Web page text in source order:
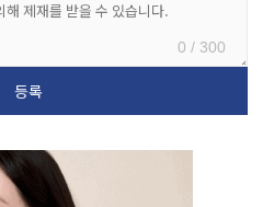
0 / 300